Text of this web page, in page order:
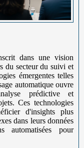
dans une vision
du secteur du suivi et
émergentes telles
automatique ouvre
prédictive et
Ces technologies
d'insights plus
dans leurs données
automatisées pour